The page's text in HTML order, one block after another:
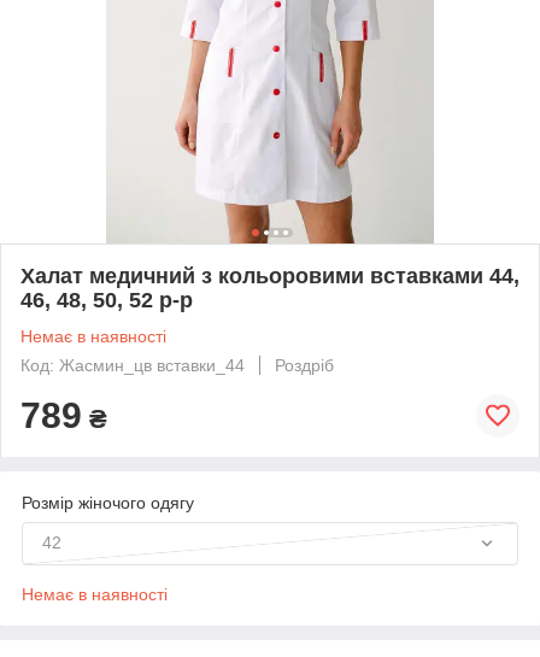
Халат медичний з кольоровими вставками 44,
46, 48, 50, 52 р-р
Немає в наявності
Код: Жасмин_цв вставки_44
Роздріб
789 ₴
Розмір жіночого одягу
42
Немає в наявності